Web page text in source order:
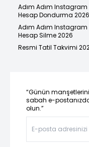
Adım Adım Instagram
Hesap Dondurma 2026
Adım Adım Instagram
Hesap Silme 2026
Resmi Tatil Takvimi
“Günün
sabah e-
olun.”